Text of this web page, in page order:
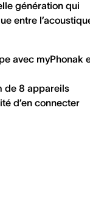
génération qui
entre
avec myPhonak
de 8 appareils
d’en connecter